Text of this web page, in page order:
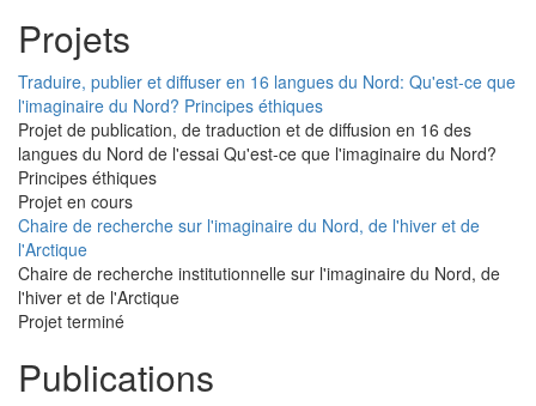
Projets
Traduire, publier et diffuser en 16 langues du Nord: Qu'est-ce que
l'imaginaire du Nord? Principes éthiques
Projet de publication, de traduction et de diffusion en 16 des
langues du Nord de l'essai Qu'est-ce que l'imaginaire du Nord?
Principes éthiques
Projet en cours
Chaire de recherche sur l'imaginaire du Nord, de l'hiver et de
l'Arctique
Chaire de recherche institutionnelle sur l'imaginaire du Nord, de
l'hiver et de l'Arctique
Projet terminé
Publications